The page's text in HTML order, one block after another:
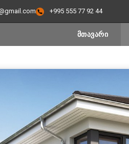
+995 555 77 92 44
ᲛᲗᲐᲕᲐᲠᲘ